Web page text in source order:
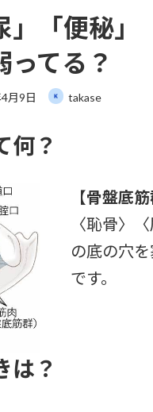
」「便秘
ってる？
月9日 takase
何？
【骨盤底筋
〈恥骨〉
の底の穴
です。
は？